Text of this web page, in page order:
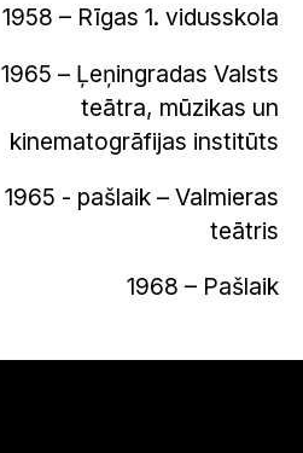
1958 – Rīgas 1. vidusskola
1965 – Ļeņingradas Valsts
teātra, mūzikas un
kinematogrāfijas institūts
1965 - pašlaik – Valmieras
teātris
1968 – Pašlaik